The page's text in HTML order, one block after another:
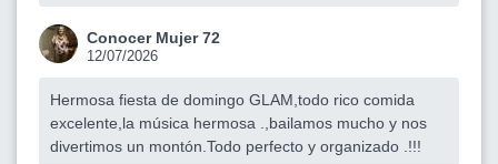
Conocer Mujer 72
12/07/2026
Hermosa fiesta de domingo GLAM,todo rico comida
excelente,la música hermosa .,bailamos mucho y nos
divertimos un montón.Todo perfecto y organizado .!!!